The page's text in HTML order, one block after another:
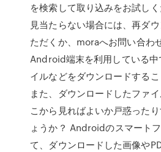
を検索して取り込みをお試し
見当たらない場合には、再ダ
ただくか、moraへお問い合わ
Android端末を利用している中
イルなどをダウンロードする
また、ダウンロードしたファ
こから見ればよいか戸惑った
ょうか？ Androidのスマート
て、ダウンロードした画像や